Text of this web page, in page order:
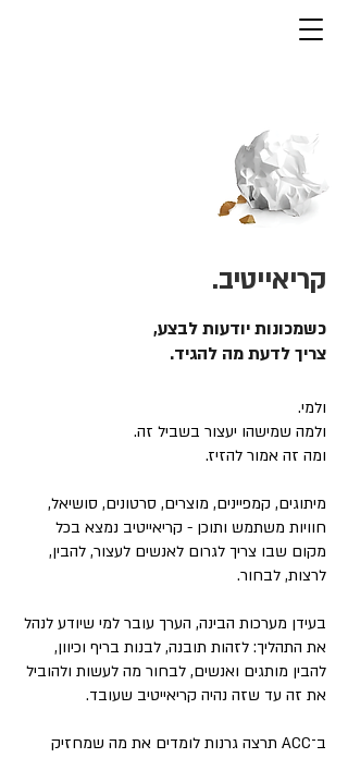
קריאייטיב.
כשמכונות יודעות לבצע,
צריך לדעת מה להגיד.
ולמי.
ולמה שמישהו יעצור בשביל זה.
ומה זה אמור להזיז.
מיתוגים, קמפיינים, מוצרים, סרטונים, סושיאל,
חוויות משתמש ותוכן - קריאייטיב נמצא בכל
מקום שבו צריך לגרום לאנשים לעצור, להבין,
לרצות, לבחור.
בעידן מערכות הבינה, הערך עובר למי שיודע לנהל
את התהליך: לזהות תובנה, לבנות בריף וכיוון,
להבין מותגים ואנשים, לבחור מה לעשות ולהוביל
את זה עד שזה נהיה קריאייטיב שעובד.
ב־ACC תרצה גרנות לומדים את מה שמחזיק